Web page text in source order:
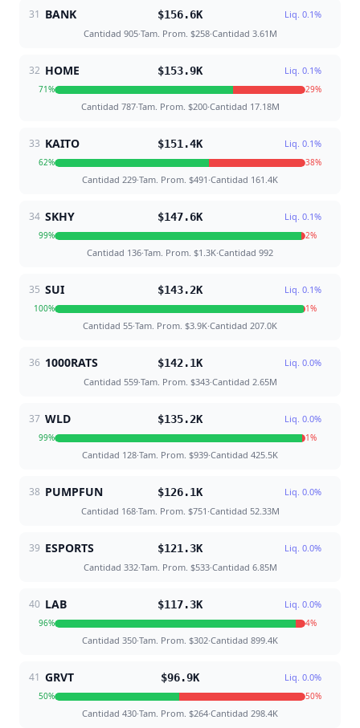
31 BANK $156.6K Liq. 0.1%
Cantidad 905·Tam. Prom. $258·Cantidad 3.61M
32 HOME $153.9K Liq. 0.1%
71% 29%
Cantidad 787·Tam. Prom. $200·Cantidad 17.18M
33 KAITO $151.4K Liq. 0.1%
62% 38%
Cantidad 229·Tam. Prom. $491 ·Cantidad 161.4K
34 SKHY $147.6K Liq. 0.1%
99% 2%
Cantidad 136·Tam. Prom. $1.3K·Cantidad 992
35 SUI $143.2K Liq. 0.1%
100% 1%
Cantidad 55·Tam. Prom. $3.9K·Cantidad 207.0K
36 1000RATS $142.1K Liq. 0.0%
Cantidad 559·Tam. Prom. $343·Cantidad 2.65M
37 WLD $135.2K Liq. 0.0%
99% 1%
Cantidad 128·Tam. Prom. $939·Cantidad 425.5K
38 PUMPFUN $126.1K Liq. 0.0%
Cantidad 168·Tam. Prom. $751 ·Cantidad 52.33M
39 ESPORTS $121.3K Liq. 0.0%
Cantidad 332·Tam. Prom. $533·Cantidad 6.85M
40 LAB $117.3K Liq. 0.0%
96% 4%
Cantidad 350·Tam. Prom. $302·Cantidad 899.4K
41 GRVT $96.9K Liq. 0.0%
50% 50%
Cantidad 430·Tam. Prom. $264·Cantidad 298.4K